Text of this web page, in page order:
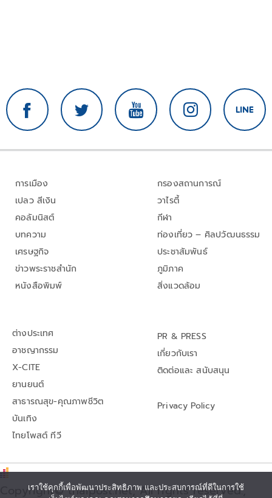
การเมือง
เปลว สีเงิน
คอลัมนิสต์
บทความ
เศรษฐกิจ
ข่าวพระราชสำนัก
หนังสือพิมพ์
กรองสถานการณ์
วาไรตี้
กีฬา
ท่องเที่ยว – ศิลปวัฒนธรรม
ประชาสัมพันธ์
ภูมิภาค
สิ่งแวดล้อม
ต่างประเทศ
อาชญากรรม
X-CITE
ยานยนต์
สาธารณสุข-คุณภาพชีวิต
บันเทิง
ไทยโพสต์ ทีวี
PR & PRESS
เกี่ยวกับเรา
ติดต่อและ สนับสนุน
Privacy Policy
Copyright© thaipost.net, All rights reserved.,
เราใช้คุกกี้เพื่อพัฒนาประสิทธิภาพ และประสบการณ์ที่ดีในการใช้